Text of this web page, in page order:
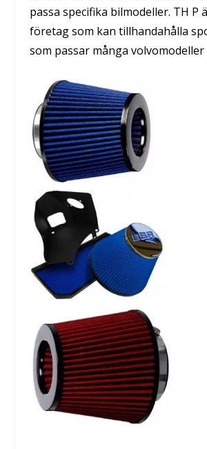
passa specifika bilmodeller. TH P
företag som kan tillhandahålla
som passar många volvomodeller